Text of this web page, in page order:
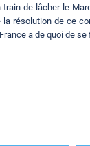
de lâcher le
résolution de ce
a de quoi de